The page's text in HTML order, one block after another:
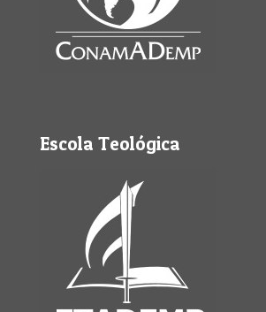
Escola Teológica